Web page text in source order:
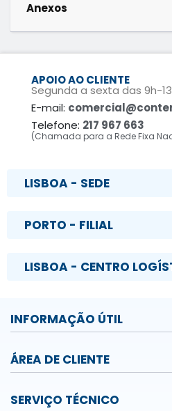
Anexos
APOIO AO CLIENTE
Segunda a sexta das 9h-
E-mail:
Telefone: 217 967 663
(Chamada para a Rede Fixa
LISBOA - SEDE
PORTO - FILIAL
LISBOA - CENTRO
INFORMAÇÃO ÚTIL
ÁREA DE CLIENTE
SERVIÇO TÉCNICO